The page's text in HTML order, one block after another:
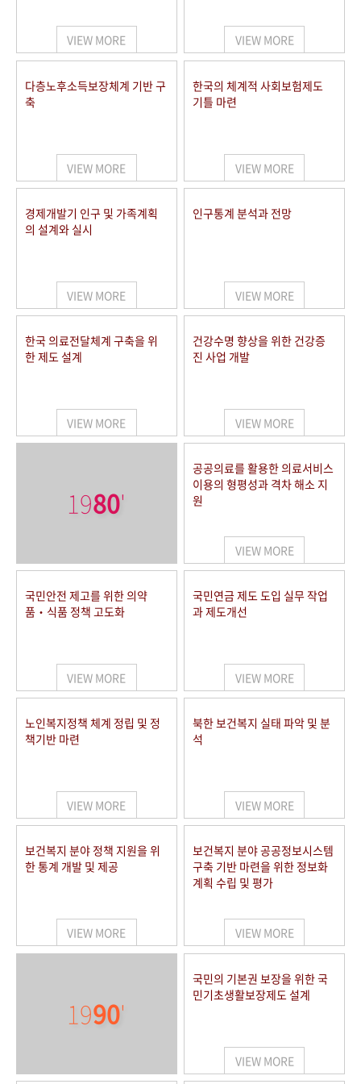
세계와 함께 한 KIHASA
VR 역사관
VIEW MORE VIEW MORE
다층노후소득보장체계 기반 구
축
VIEW MORE
한국의 체계적 사회보험제도
기틀 마련
VIEW MORE
경제개발기 인구 및 가족계획
의 설계와 실시
VIEW MORE
인구통계 분석과 전망
VIEW MORE
한국 의료전달체계 구축을 위
한 제도 설계
VIEW MORE
건강수명 향상을 위한 건강증
진 사업 개발
VIEW MORE
1980'
공공의료를 활용한 의료서비스
이용의 형평성과 격차 해소 지
원
VIEW MORE
국민안전 제고를 위한 의약
품‧식품 정책 고도화
VIEW MORE
국민연금 제도 도입 실무 작업
과 제도개선
VIEW MORE
노인복지정책 체계 정립 및 정
책기반 마련
VIEW MORE
북한 보건복지 실태 파악 및 분
석
VIEW MORE
보건복지 분야 정책 지원을 위
한 통계 개발 및 제공
VIEW MORE
보건복지 분야 공공정보시스템
구축 기반 마련을 위한 정보화
계획 수립 및 평가
VIEW MORE
1990'
국민의 기본권 보장을 위한 국
민기초생활보장제도 설계
VIEW MORE